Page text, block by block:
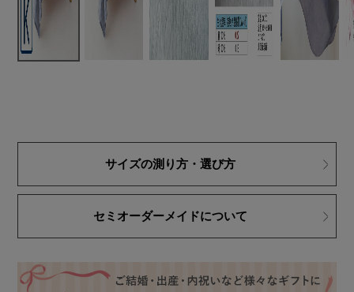
サイズの測り方・選び方
セミオーダーメイドについて